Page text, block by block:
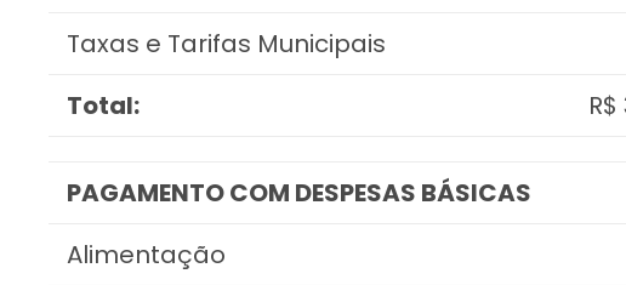
Taxas e Tarifas Municipais
Total:
R$
PAGAMENTO COM DESPESAS BÁSICAS
Alimentação